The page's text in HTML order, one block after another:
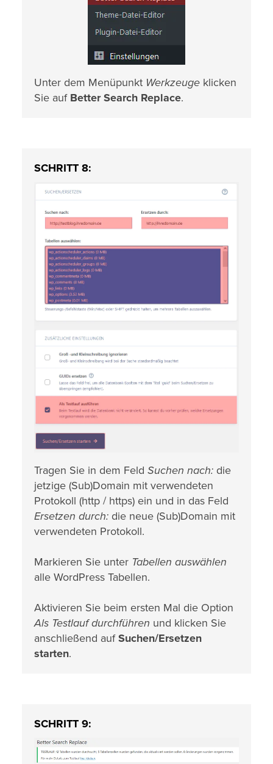
Unter dem Menüpunkt Werkzeuge klicken
Sie auf Better Search Replace.
SCHRITT 8:
Tragen Sie in dem Feld Suchen nach: die
jetzige (Sub)Domain mit verwendeten
Protokoll (http / https) ein und in das Feld
Ersetzen durch: die neue (Sub)Domain mit
verwendeten Protokoll.
Markieren Sie unter Tabellen auswählen
alle WordPress Tabellen.
Aktivieren Sie beim ersten Mal die Option
Als Testlauf durchführen und klicken Sie
anschließend aufSuchen/Ersetzen
starten.
SCHRITT 9: